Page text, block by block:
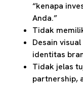
“kenapa
Anda.”
Tidak
Desain
identitas
Tidak jelas
partnership,